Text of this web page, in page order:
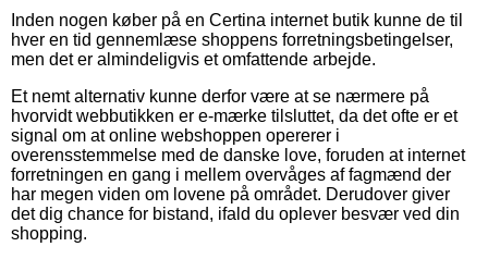
Inden nogen køber på en Certina internet butik kunne de til
hver en tid gennemlæse shoppens forretningsbetingelser,
men det er almindeligvis et omfattende arbejde.
Et nemt alternativ kunne derfor være at se nærmere på
hvorvidt webbutikken er e-mærke tilsluttet, da det ofte er et
signal om at online webshoppen opererer i
overensstemmelse med de danske love, foruden at internet
forretningen en gang i mellem overvåges af fagmænd der
har megen viden om lovene på området. Derudover giver
det dig chance for bistand, ifald du oplever besvær ved din
shopping.